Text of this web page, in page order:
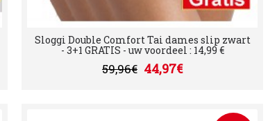
Sloggi Double Comfort Tai dames slip zwart
- 3+1 GRATIS - uw voordeel : 14,99 €
59,96€ 44,97€